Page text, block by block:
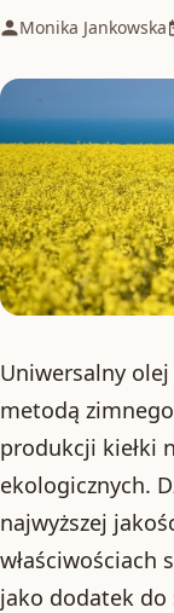
Monika Jankowska
Uniwersalny
metodą
produkcji kiełki
ekologicznych.
najwyższej
właściwościach
jako dodatek do